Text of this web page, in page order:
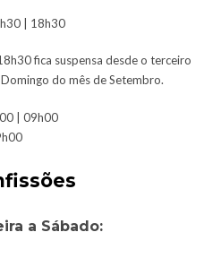
| 18h30
fica suspensa desde o terceiro
do mês de Setembro.
| 09h00
a Sábado: